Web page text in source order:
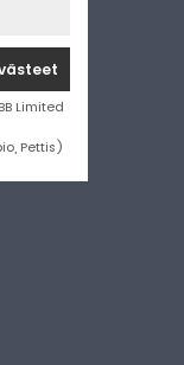
Limited
Pettis)